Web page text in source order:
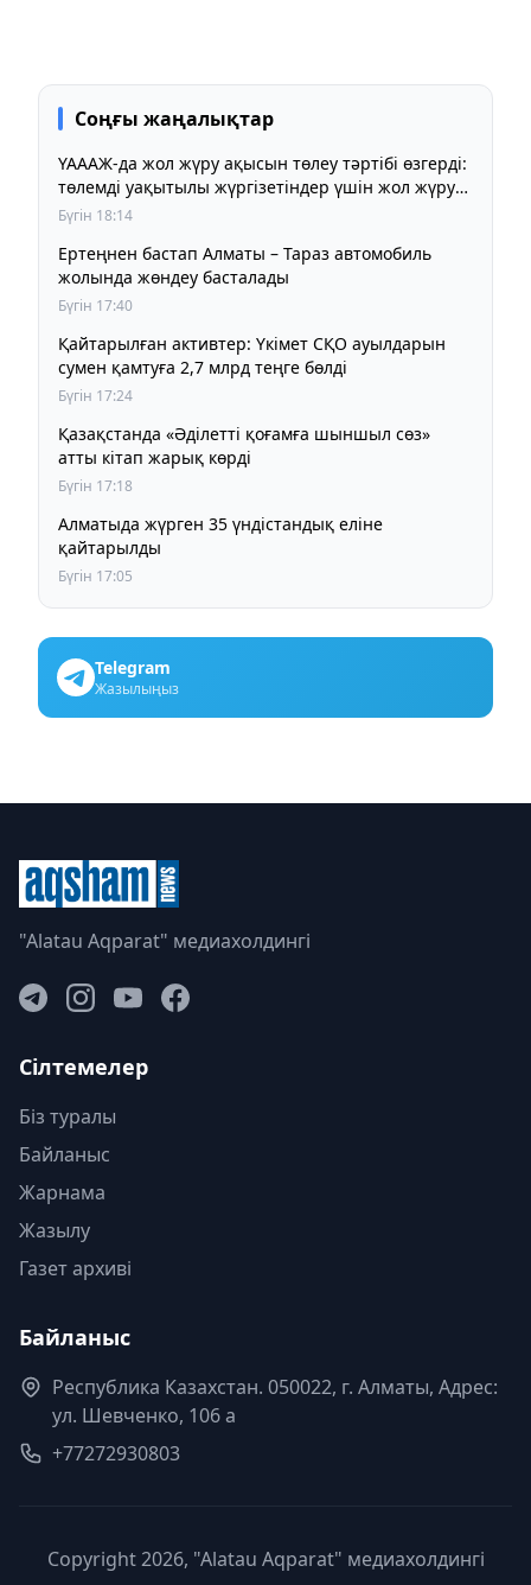
Соңғы жаңалықтар
ҮАААЖ-да жол жүру ақысын төлеу тәртібі өзгерді:
төлемді уақытылы жүргізетіндер үшін жол жүру
құны бұрынғы деңгейде сақталады
Бүгін 18:14
Ертеңнен бастап Алматы – Тараз автомобиль
жолында жөндеу басталады
Бүгін 17:40
Қайтарылған активтер: Үкімет СҚО ауылдарын
сумен қамтуға 2,7 млрд теңге бөлді
Бүгін 17:24
Қазақстанда «Әділетті қоғамға шыншыл сөз»
атты кітап жарық көрді
Бүгін 17:18
Алматыда жүрген 35 үндістандық еліне
қайтарылды
Бүгін 17:05
Telegram
Жазылыңыз
"Alatau Aqparat" медиахолдингі
Сілтемелер
Біз туралы
Байланыс
Жарнама
Жазылу
Газет архиві
Байланыс
Республика Казахстан. 050022, г. Алматы, Адрес:
ул. Шевченко, 106 а
+77272930803
Copyright 2026, "Alatau Aqparat" медиахолдингі